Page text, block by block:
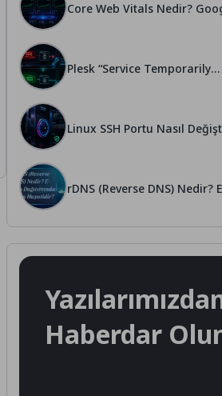
Core Web Vitals Nedir?
Plesk “Service Temporarily
Linux SSH Portu Nasıl
rDNS (Reverse DNS) Nedir?
Haberdar